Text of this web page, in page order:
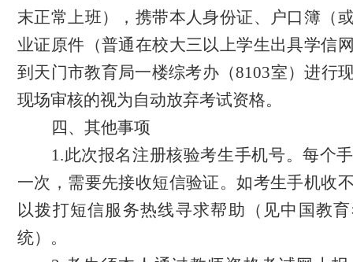
末正常上班），携带本人身份证、户口簿（
业证原件（普通在校大三以上学生出具学信
到天门市教育局一楼综考办（8103室）进行
现场审核的视为自动放弃考试资格。
四、其他事项
1.此次报名注册核验考生手机号。每个
一次，需要先接收短信验证。如考生手机收
以拨打短信服务热线寻求帮助（见中国教
统） 。